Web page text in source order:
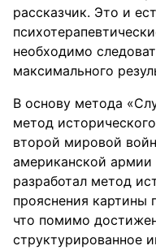
рассказчик. Это и
необходимо
максимального
В основу метода
метод
второй мировой
американской
разработал метод
прояснения картины
что помимо
структурированное